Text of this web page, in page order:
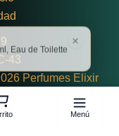
43
Perfumes Elixir
Menú
Eau de Toilette
×